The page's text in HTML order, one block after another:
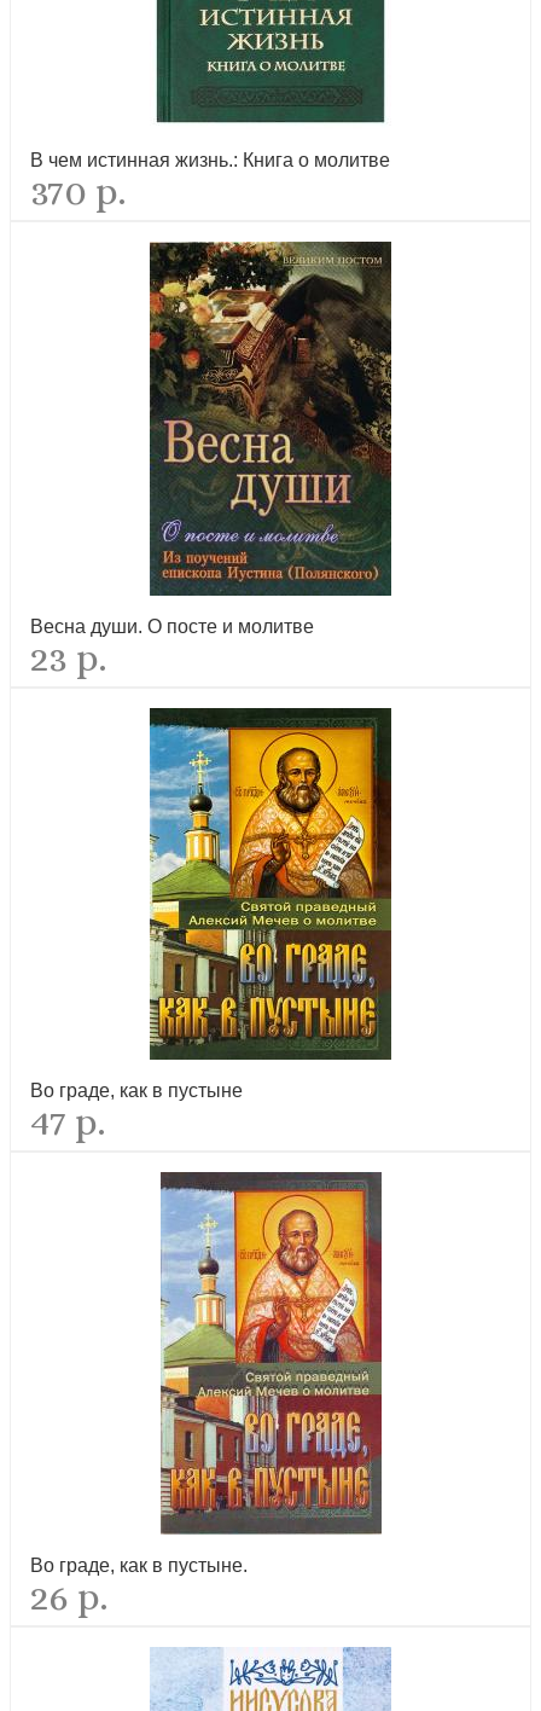
Романовы: преданность и предательство. Последняя правда о
семье Романовых
Молитвослов на церковнославянском языке (ИП Карпов С.В.
Миттель Пресс)
Молитвослов на церковнославянском языке (Свято-Троицкая
Сергиева Лавра)
внутри рамка, Серебр. крест,
Псалтирь в святоотеческом изъяснении (Летопись)
В чем истинная жизнь.: Книга о молитве
370 р.
Весна души. О посте и молитве
23 р.
Во граде, как в пустыне
47 р.
Во граде, как в пустыне.
26 р.